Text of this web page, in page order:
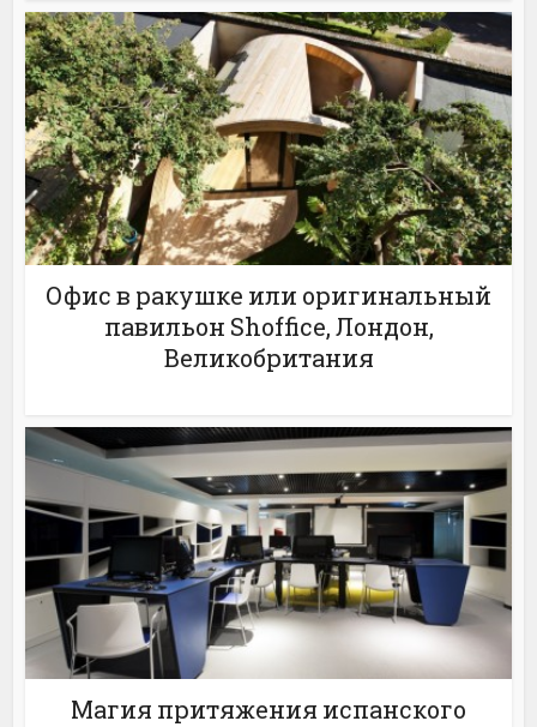
Офис в ракушке или оригинальный
павильон Shoffice, Лондон,
Великобритания
Магия притяжения испанского